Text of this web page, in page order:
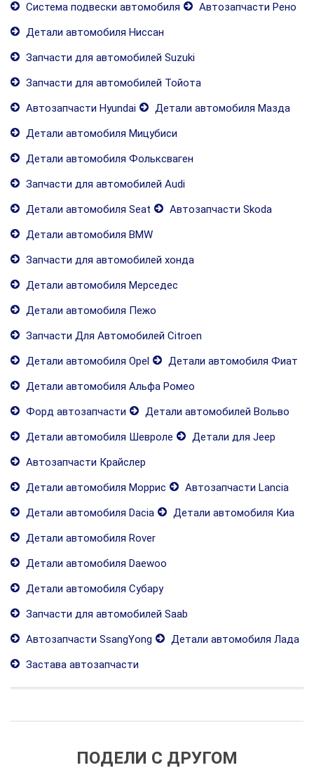
Система подвески автомобиля
Автозапчасти Рено
Детали автомобиля Ниссан
Запчасти для автомобилей Suzuki
Запчасти для автомобилей Тойота
Автозапчасти Hyundai
Детали автомобиля Мазда
Детали автомобиля Мицубиси
Детали автомобиля Фольксваген
Запчасти для автомобилей Audi
Детали автомобиля Seat
Автозапчасти Skoda
Детали автомобиля BMW
Запчасти для автомобилей хонда
Детали автомобиля Мерседес
Детали автомобиля Пежо
Запчасти Для Автомобилей Citroen
Детали автомобиля Opel
Детали автомобиля Фиат
Детали автомобиля Альфа Ромео
Форд автозапчасти
Детали автомобилей Вольво
Детали автомобиля Шевроле
Детали для Jeep
Автозапчасти Крайслер
Детали автомобиля Моррис
Автозапчасти Lancia
Детали автомобиля Dacia
Детали автомобиля Киа
Детали автомобиля Rover
Детали автомобиля Daewoo
Детали автомобиля Субару
Запчасти для автомобилей Saab
Автозапчасти SsangYong
Детали автомобиля Лада
Застава автозапчасти
ПОДЕЛИ С ДРУГОМ